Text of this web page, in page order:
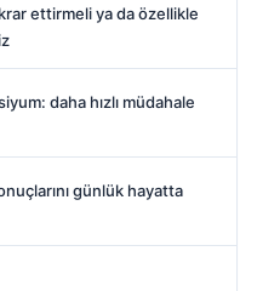
ettirmeli ya da özellikle
daha hızlı müdahale
günlük hayatta